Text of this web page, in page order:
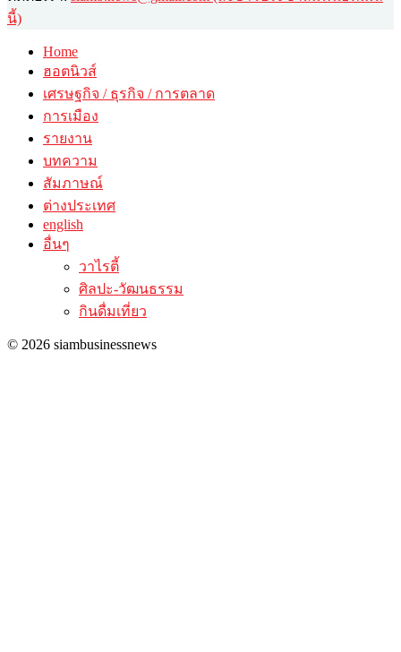
นี้)
Home
ฮอตนิวส์
เศรษฐกิจ / ธุรกิจ / การตลาด
การเมือง
รายงาน
บทความ
สัมภาษณ์
ต่างประเทศ
english
อื่นๆ
วาไรตี้
ศิลปะ-วัฒนธรรม
กินดื่มเที่ยว
© 2026 siambusinessnews